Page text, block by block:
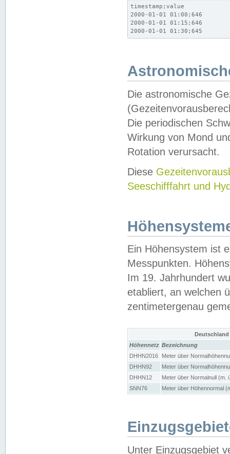
timestamp;value
2000-01-01 01:00;646
2000-01-01 01:15;646
2000-01-01 01:30;645
Die astronomische
Die periodischen
Wirkung von Mond
Rotation verursacht.
Diese
Seeschifffahrt und
Ein Höhensystem ist
Messpunkten.
Im 19. Jahrhundert
etabliert, an welchen
zentimetergenau
Höhennetz Bezeichnung
DHHN2016
Meter über
DHHN92
Meter über
DHHN12
Meter über Normalnull (m.
SNN76
Meter über Höhennormal
Unter Einzugsgebiet